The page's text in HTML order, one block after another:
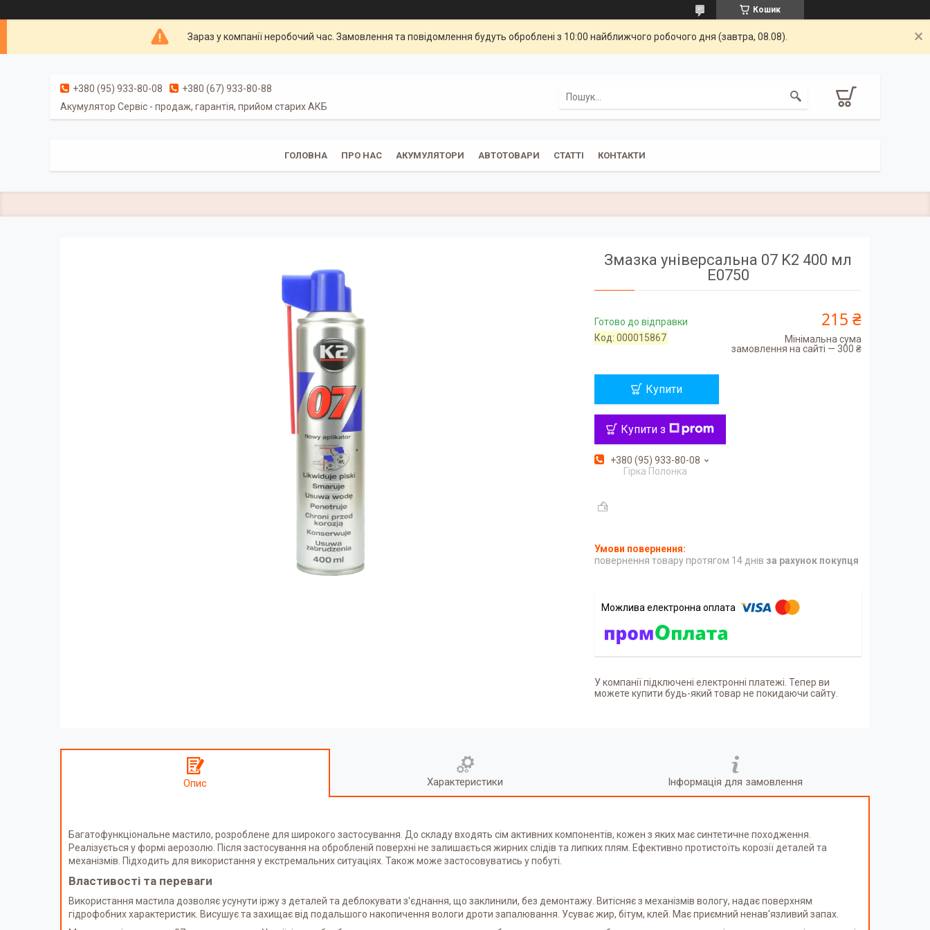
Кошик
Зараз у компанії неробочий час. Замовлення та повідомлення будуть оброблені з 10:00 найближчого робочого дня (завтра, 08.08).
+380 (95) 933-80-08
+380 (67) 933-80-88
Акумулятор Сервіс - продаж, гарантія, прийом старих АКБ
ГОЛОВНА ПРО НАС АКУМУЛЯТОРИ АВТОТОВАРИ СТАТТІ КОНТАКТИ
Змазка універсальна 07 K2 400 мл
E0750
Готово до відправки
Код:000015867
215 ₴
Мінімальна сума
замовлення на сайті — 300 ₴
Купити
Купити з
+380 (95) 933-80-08
Гірка Полонка
повернення товару протягом 14 днів за рахунок покупця
У компанії підключені електронні платежі. Тепер ви
можете купити будь-який товар не покидаючи сайту.
Опис Характеристики Інформація для замовлення
Багатофункціональне мастило, розроблене для широкого застосування. До складу входять сім активних компонентів, кожен з яких має синтетичне походження.
Реалізується у формі аерозолю. Після застосування на обробленій поверхні не залишається жирних слідів та липких плям. Ефективно протистоїть корозії деталей та
механізмів. Підходить для використання у екстремальних ситуаціях. Також може застосовуватись у побуті.
Властивості та переваги
Використання мастила дозволяє усунути іржу з деталей та деблокувати з'єднання, що заклинили, без демонтажу. Витісняє з механізмів вологу, надає поверхням
гідрофобних характеристик. Висушує та захищає від подальшого накопичення вологи дроти запалювання. Усуває жир, бітум, клей. Має приємний ненав'язливий запах.